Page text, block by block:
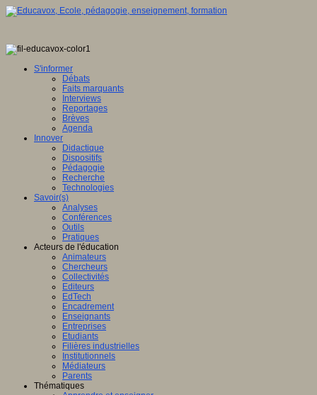
S'informer
Débats
Faits marquants
Interviews
Reportages
Brèves
Agenda
Innover
Didactique
Dispositifs
Pédagogie
Recherche
Technologies
Savoir(s)
Analyses
Conférences
Outils
Pratiques
Acteurs de l'éducation
Animateurs
Chercheurs
Collectivités
Editeurs
EdTech
Encadrement
Enseignants
Entreprises
Etudiants
Filières industrielles
Institutionnels
Médiateurs
Parents
Thématiques